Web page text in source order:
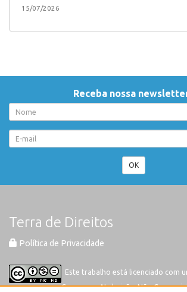
15/07/2026
Receba nossa
OK
Terra de Direitos
Política de Privacidade
Este trabalho está licenciado com
Commons-Atribuição-Não